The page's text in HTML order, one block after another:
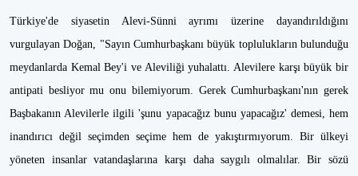
Türkiye'de siyasetin Alevi-Sünni ayrımı üzerine dayandırıldığını
vurgulayan Doğan, "Sayın Cumhurbaşkanı büyük toplulukların bulunduğu
meydanlarda Kemal Bey'i ve Aleviliği yuhalattı. Alevilere karşı büyük bir
antipati besliyor mu onu bilemiyorum. Gerek Cumhurbaşkanı'nın gerek
Başbakanın Alevilerle ilgili 'şunu yapacağız bunu yapacağız' demesi, hem
inandırıcı değil seçimden seçime hem de yakıştırmıyorum. Bir ülkeyi
yöneten insanlar vatandaşlarına karşı daha saygılı olmalılar. Bir sözü